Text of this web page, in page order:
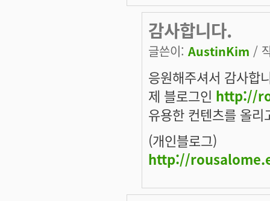
감사합니다.
글쓴이: AustinKim /
응원해주셔서 감사합
제 블로그인 http://
유용한 컨텐츠를 올
(개인블로그)
http://